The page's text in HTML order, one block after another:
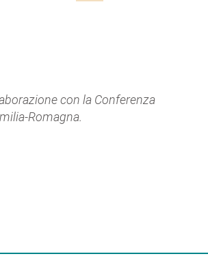
con la Conferenza
Romagna.